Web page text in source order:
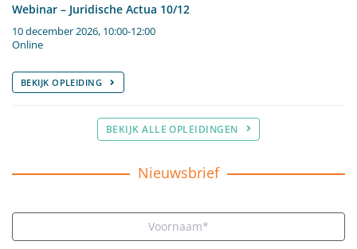
Webinar – Juridische Actua 10/12
10 december 2026, 10:00-12:00
Online
BEKIJK OPLEIDING
BEKIJK ALLE OPLEIDINGEN
Nieuwsbrief